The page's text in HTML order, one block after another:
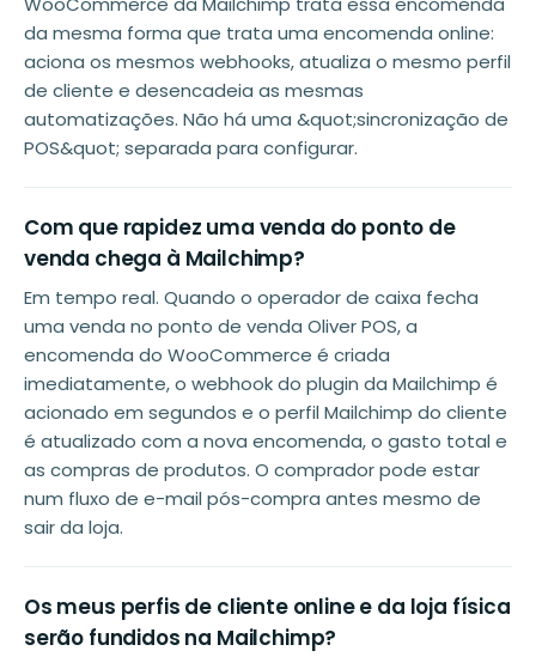
da mesma forma que trata uma encomenda online:
aciona os mesmos webhooks, atualiza o mesmo perfil
de cliente e desencadeia as mesmas
automatizações. Não há uma &quot;sincronização de
POS&quot; separada para configurar.
Com que rapidez uma venda do ponto de
venda chega à Mailchimp?
Em tempo real. Quando o operador de caixa fecha
uma venda no ponto de venda Oliver POS, a
encomenda do WooCommerce é criada
imediatamente, o webhook do plugin da Mailchimp é
acionado em segundos e o perfil Mailchimp do cliente
é atualizado com a nova encomenda, o gasto total e
as compras de produtos. O comprador pode estar
num fluxo de e-mail pós-compra antes mesmo de
sair da loja.
Os meus perfis de cliente online e da loja física
serão fundidos na Mailchimp?